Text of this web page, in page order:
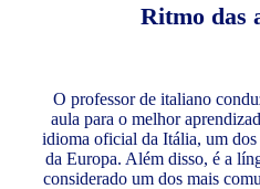
Ritmo das
O professor de italiano
aula para o melhor
idioma oficial da Itália, um dos
da Europa. Além disso, é a
considerado um dos mais